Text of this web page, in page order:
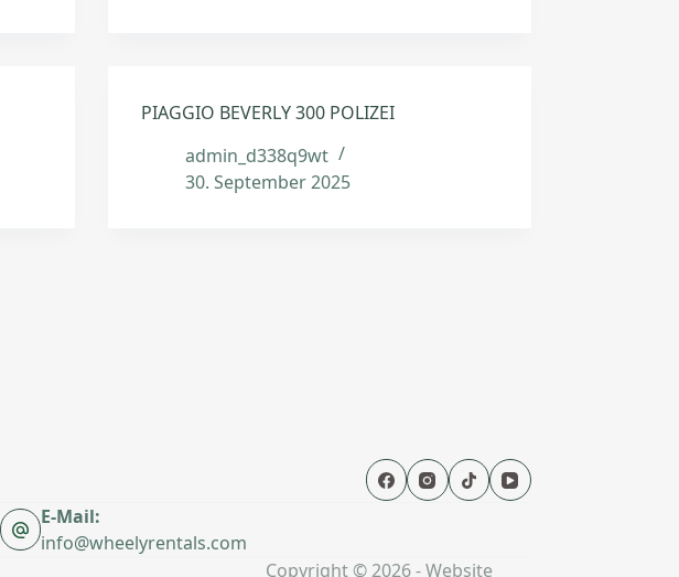
PIAGGIO BEVERLY 300 POLIZEI
admin_d338q9wt
30. September 2025
E-Mail:
info@wheelyrentals.com
Copyright © 2026 - Website